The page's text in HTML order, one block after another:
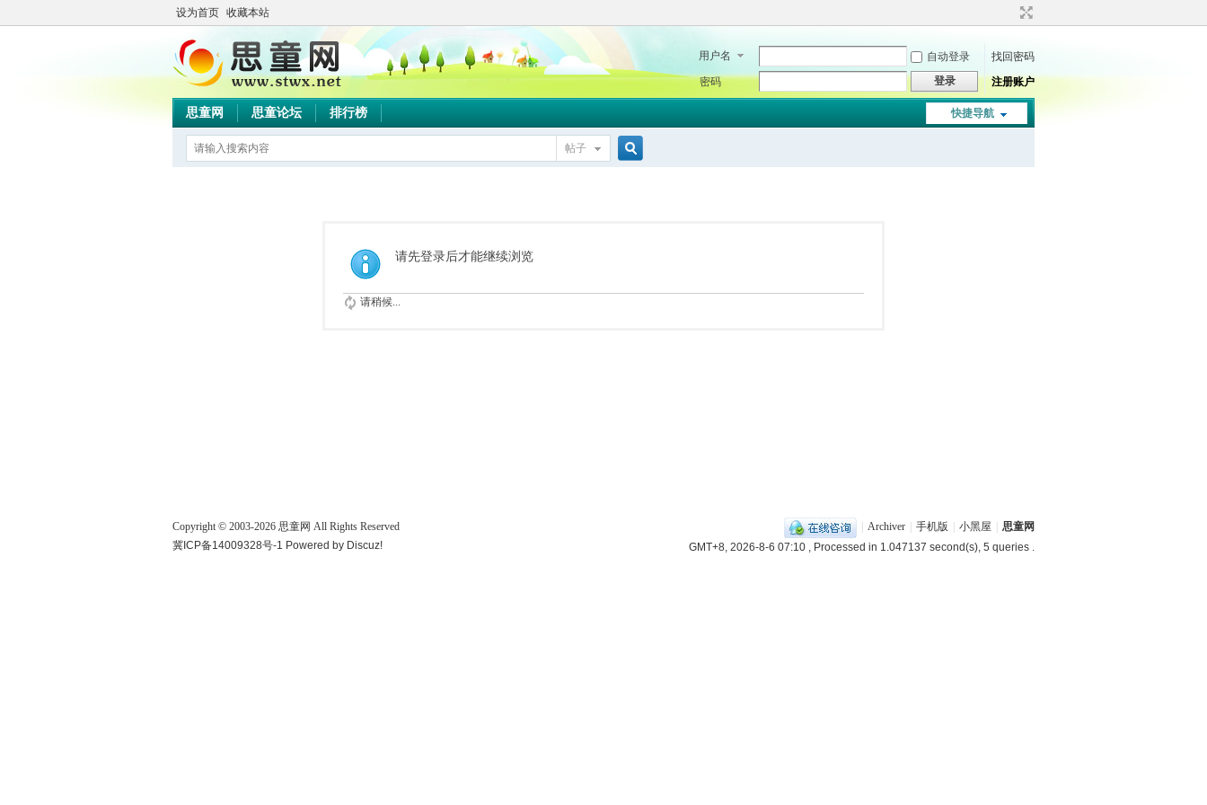
设为首页 收藏本站
用户名 自动登录
找回密码
密码
登录 注册账户
快捷导航
思童网 思童论坛 排行榜
帖子
请先登录后才能继续浏览
请稍候...
Archiver 手机版 小黑屋
思童网
GMT+8, 2026-8-6 07:10 , Processed in 1.047137 second(s), 5 queries .
Copyright © 2003-2026 思童网 All Rights Reserved
冀ICP备14009328号-1 Powered by Discuz!